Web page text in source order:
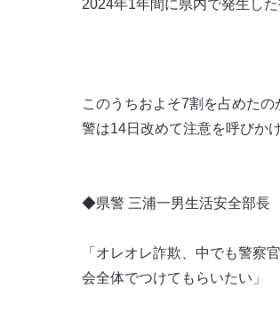
2024年1年間に県内で発生し
このうちおよそ7割を占めた
警は14日改めて注意を呼びか
◆県警 三浦一男生活安全部長
「オレオレ詐欺、中でも警察
会全体でつけてもらいたい」